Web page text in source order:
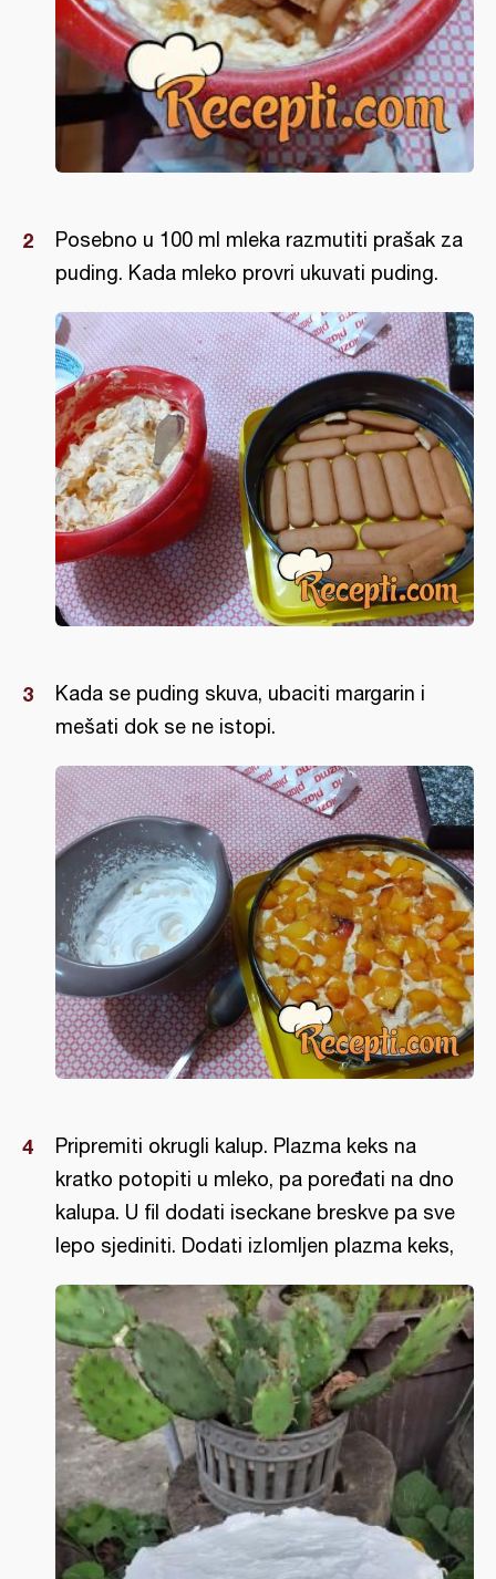
Posebno u 100 ml mleka razmutiti prašak za
puding. Kada mleko provri ukuvati puding.
Kada se puding skuva, ubaciti margarin i
mešati dok se ne istopi.
Pripremiti okrugli kalup. Plazma keks na
kratko potopiti u mleko, pa poređati na dno
kalupa. U fil dodati iseckane breskve pa sve
lepo sjediniti. Dodati izlomljen plazma keks,